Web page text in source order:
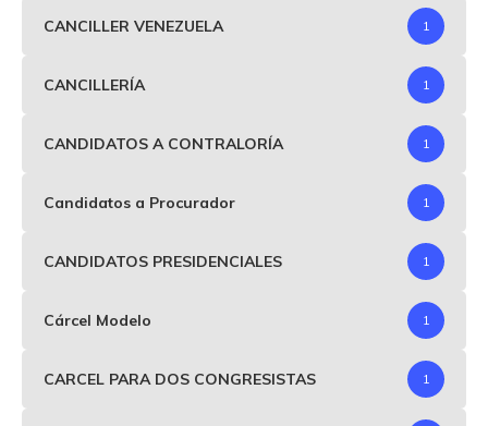
CANCILLER VENEZUELA 1
CANCILLERÍA 1
CANDIDATOS A CONTRALORÍA 1
Candidatos a Procurador 1
CANDIDATOS PRESIDENCIALES 1
Cárcel Modelo 1
CARCEL PARA DOS CONGRESISTAS 1